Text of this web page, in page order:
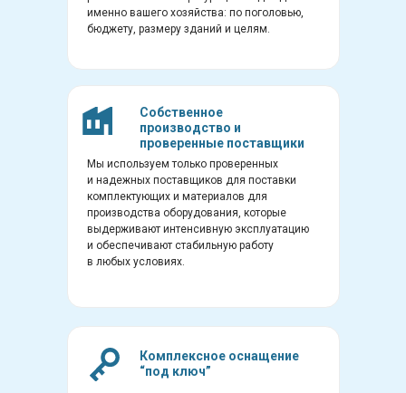
именно вашего хозяйства: по поголовью,
бюджету, размеру зданий и целям.
Собственное
производство и
проверенные поставщики
Мы используем только проверенных
и надежных поставщиков для поставки
комплектующих и материалов для
производства оборудования, которые
выдерживают интенсивную эксплуатацию
и обеспечивают стабильную работу
в любых условиях.
Комплексное оснащение
“под ключ”